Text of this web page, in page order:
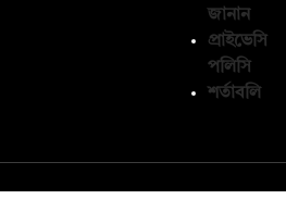
জানান
প্রাইভেসি
পলিসি
শর্তাবলি
দ্য ডেইলি ক্যাম্পাস লিমিটেড